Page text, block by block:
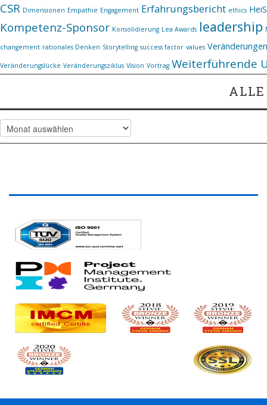
CSR Dimensionen Empathie Engagement Erfahrungsbericht ethics
Kompetenz-Sponsor Konsolidierung Lea Awards leadership
changement rationales Denken Storytelling success factor values Veränderungen
Veränderungslücke Veränderungsziklus Vision Vortrag Weiterführende
Alle Artikel